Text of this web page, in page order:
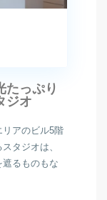
たっぷり
ジオ
アのビル5階
タジオは、
るものもな